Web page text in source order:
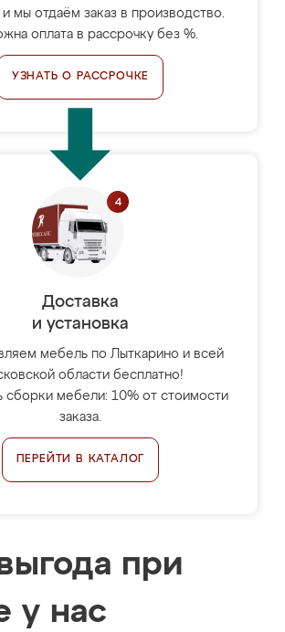
и мы отдаём заказ в производство.
оплата в рассрочку без %.
УЗНАТЬ О РАССРОЧКЕ
Доставка
и установка
мебель по Лыткарино и всей
области бесплатно!
сборки мебели: 10% от стоимости
заказа.
ПЕРЕЙТИ В КАТАЛОГ
при
у нас